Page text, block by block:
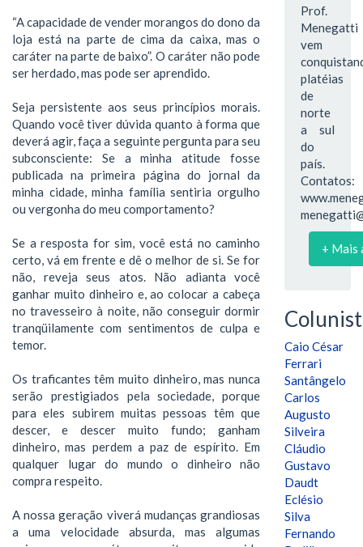
“A capacidade de vender morangos do dono da
loja está na parte de cima da caixa, mas o
caráter na parte de baixo”. O caráter não pode
ser herdado, mas pode ser aprendido.
Seja persistente aos seus princípios morais.
Quando você tiver dúvida quanto à forma que
deverá agir, faça a seguinte pergunta para seu
subconsciente: Se a minha atitude fosse
publicada na primeira página do jornal da
minha cidade, minha família sentiria orgulho
ou vergonha do meu comportamento?
Se a resposta for sim, você está no caminho
certo, vá em frente e dê o melhor de si. Se for
não, reveja seus atos. Não adianta você
ganhar muito dinheiro e, ao colocar a cabeça
no travesseiro à noite, não conseguir dormir
tranqüilamente com sentimentos de culpa e
temor.
Os traficantes têm muito dinheiro, mas nunca
serão prestigiados pela sociedade, porque
para eles subirem muitas pessoas têm que
descer, e descer muito fundo; ganham
dinheiro, mas perdem a paz de espírito. Em
qualquer lugar do mundo o dinheiro não
compra respeito.
A nossa geração viverá mudanças grandiosas
a uma velocidade absurda, mas algumas
Prof.
Menegatti
vem
platéias
de
norte
a sul
do
país.
Contatos:
+ Mais
Caio César
Ferrari
Santângelo
Carlos
Augusto
Silveira
Cláudio
Gustavo
Daudt
Eclésio
Silva
Fernando